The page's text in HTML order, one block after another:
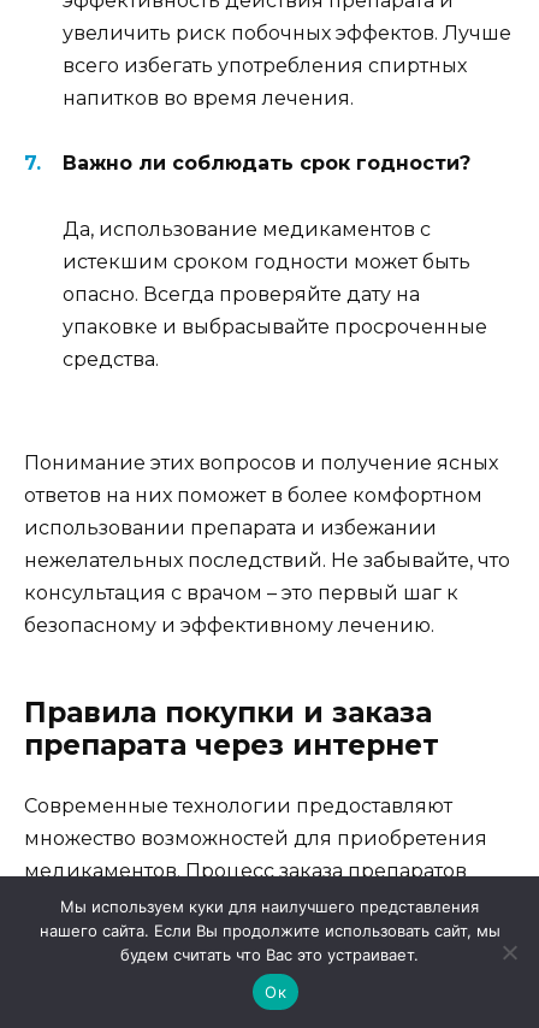
увеличить риск побочных эффектов. Лучше
всего избегать употребления спиртных
напитков во время лечения.
Важно ли соблюдать срок годности?
Да, использование медикаментов с
истекшим сроком годности может быть
опасно. Всегда проверяйте дату на
упаковке и выбрасывайте просроченные
средства.
Понимание этих вопросов и получение ясных
ответов на них поможет в более комфортном
использовании препарата и избежании
нежелательных последствий. Не забывайте, что
консультация с врачом – это первый шаг к
безопасному и эффективному лечению.
Правила покупки и заказа
препарата через интернет
Современные технологии предоставляют
множество возможностей для приобретения
медикаментов. Процесс заказа препаратов
через интернет требует особого внимания и
соблюдения определенных норм, чтобы
исключить риски и гарантировать
безопасность. Рассмотрим несколько
Мы используем куки для наилучшего представления
нашего сайта. Если Вы продолжите использовать сайт, мы
будем считать что Вас это устраивает.
Ок